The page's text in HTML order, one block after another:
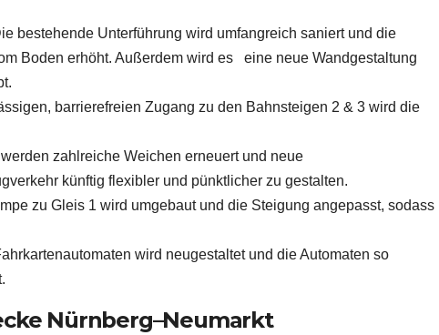
bestehende Unterführung wird umfangreich saniert und die
Boden erhöht. Außerdem wird es eine neue Wandgestaltung
barrierefreien Zugang zu den Bahnsteigen 2 & 3 wird die
zahlreiche Weichen erneuert und neue
künftig flexibler und pünktlicher zu gestalten.
zu Gleis 1 wird umgebaut und die Steigung angepasst, sodass
wird neugestaltet und die Automaten so
Nürnberg–Neumarkt